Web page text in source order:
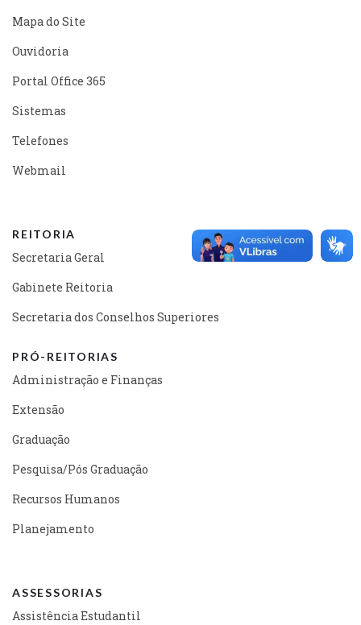
Mapa do Site
Ouvidoria
Portal Office 365
Sistemas
Telefones
Webmail
REITORIA
Secretaria Geral
Gabinete Reitoria
Secretaria dos Conselhos Superiores
PRÓ-REITORIAS
Administração e Finanças
Extensão
Graduação
Pesquisa/Pós Graduação
Recursos Humanos
Planejamento
ASSESSORIAS
Assistência Estudantil